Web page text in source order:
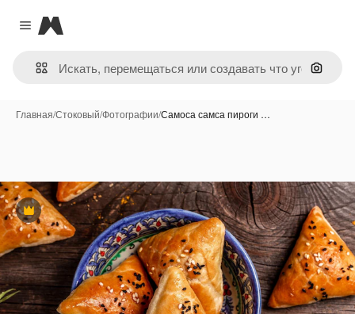
Close menu
Magnific
Поиск
Главная/Стоковый/Фотографии/Самоса самса пироги …
Премиум